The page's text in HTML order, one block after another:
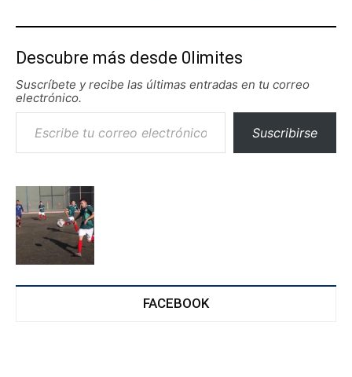
Descubre más desde 0limites
Suscríbete y recibe las últimas entradas en tu correo
electrónico.
Escribe tu correo electrónico…
Suscribirse
FACEBOOK